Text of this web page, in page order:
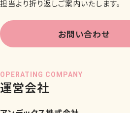
OPERATING COMPANY
運営会社
担当より折り返しご案内いたします。
お問い合わせ